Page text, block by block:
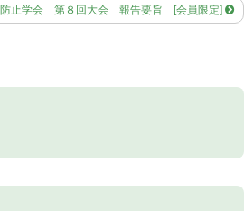
防止学会 第８回大会 報告要旨 [会員限定]